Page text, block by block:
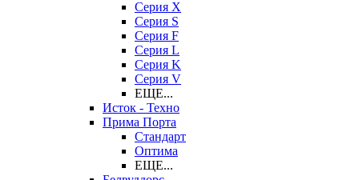
Серия X
Серия S
Серия F
Серия L
Серия K
Серия V
ЕЩЕ...
Исток - Техно
Прима Порта
Стандарт
Оптима
ЕЩЕ...